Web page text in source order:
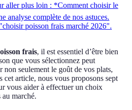
aller plus loin : *Comment choisir le
analyse complète de nos astuces.
poisson frais marché 2026".
frais, il est essentiel d’être bien
que vous sélectionnez peut
non seulement le goût de vos plats,
cet article, nous vous proposons sept
vous aider à effectuer un choix
marché.